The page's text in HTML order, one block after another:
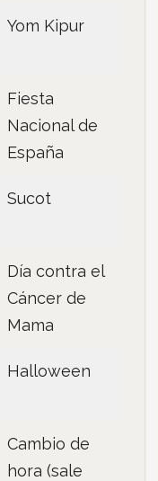
Yom Kipur
Fiesta
Nacional de
España
Sucot
Día contra el
Cáncer de
Mama
Halloween
Cambio de
hora (sale